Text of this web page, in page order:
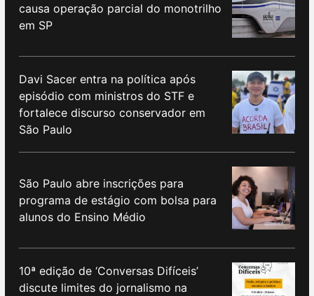
causa operação parcial do monotrilho
em SP
Davi Sacer entra na política após
episódio com ministros do STF e
fortalece discurso conservador em
São Paulo
São Paulo abre inscrições para
programa de estágio com bolsa para
alunos do Ensino Médio
10ª edição de ‘Conversas Difíceis’
discute limites do jornalismo na